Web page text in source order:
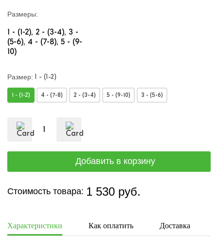
Размеры:
1 - (1-2) 2 - (3-4) 3 -
(5-6) 4 - (7-8) 5 - (9-
10)
Размер: 1 - (1-2)
1 - (1-2) 4 - (7-8) 2 - (3-4) 5 - (9-10) 3 - (5-6)
Стоимость товара: 1 530 руб.
Характеристики Как оплатить Доставка